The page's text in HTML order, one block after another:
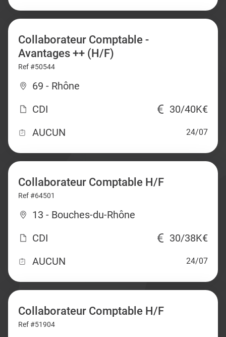
Collaborateur Comptable -
Avantages ++ (H/F)
Ref #50544
69 - Rhône
CDI
30/40K€
AUCUN
24/07
Collaborateur Comptable H/F
Ref #64501
13 - Bouches-du-Rhône
CDI
30/38K€
AUCUN
24/07
Collaborateur Comptable H/F
Ref #51904